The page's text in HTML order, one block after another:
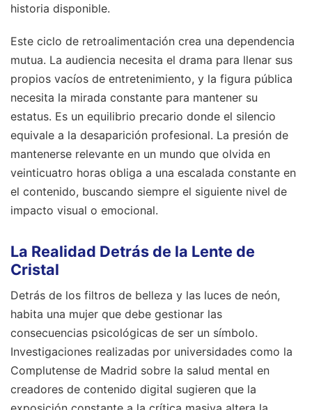
historia disponible.
Este ciclo de retroalimentación crea una dependencia
mutua. La audiencia necesita el drama para llenar sus
propios vacíos de entretenimiento, y la figura pública
necesita la mirada constante para mantener su
estatus. Es un equilibrio precario donde el silencio
equivale a la desaparición profesional. La presión de
mantenerse relevante en un mundo que olvida en
veinticuatro horas obliga a una escalada constante en
el contenido, buscando siempre el siguiente nivel de
impacto visual o emocional.
La Realidad Detrás de la Lente de
Cristal
Detrás de los filtros de belleza y las luces de neón,
habita una mujer que debe gestionar las
consecuencias psicológicas de ser un símbolo.
Investigaciones realizadas por universidades como la
Complutense de Madrid sobre la salud mental en
creadores de contenido digital sugieren que la